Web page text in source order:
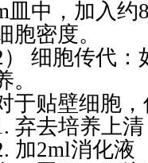
皿中，加入约
胞密度。
） 细胞传代：
。
于贴壁细胞
弃去培养上
加2ml消化液